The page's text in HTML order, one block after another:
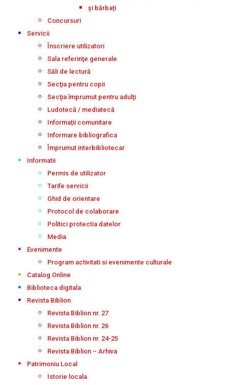
și bărbați
Concursuri
Servicii
Înscriere utilizatori
Sala referinţe generale
Săli de lectură
Secţia pentru copii
Secţia împrumut pentru adulţi
Ludotecă / mediatecă
Informații comunitare
Informare bibliografica
Împrumut interbibliotecar
Informatii
Permis de utilizator
Tarife servicii
Ghid de orientare
Protocol de colaborare
Politici protectia datelor
Media
Evenimente
Program activitati si evenimente culturale
Catalog Online
Biblioteca digitala
Revista Biblion
Revista Biblion nr. 27
Revista Biblion nr. 26
Revista Biblion nr. 24-25
Revista Biblion – Arhiva
Patrimoniu Local
Istorie locala